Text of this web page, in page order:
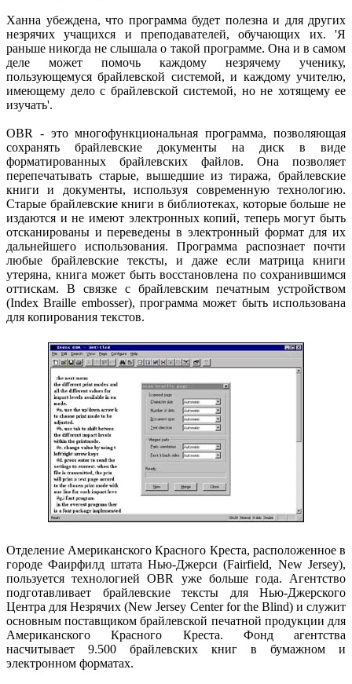
Ханна убеждена, что программа будет полезна и для других
незрячих учащихся и преподавателей, обучающих их. 'Я
раньше никогда не слышала о такой программе. Она и в самом
деле может помочь каждому незрячему ученику,
пользующемуся брайлевской системой, и каждому учителю,
имеющему дело с брайлевской системой, но не хотящему ее
изучать'.
OBR - это многофункциональная программа, позволяющая
сохранять брайлевские документы на диск в виде
форматированных брайлевских файлов. Она позволяет
перепечатывать старые, вышедшие из тиража, брайлевские
книги и документы, используя современную технологию.
Старые брайлевские книги в библиотеках, которые больше не
издаются и не имеют электронных копий, теперь могут быть
отсканированы и переведены в электронный формат для их
дальнейшего использования. Программа распознает почти
любые брайлевские тексты, и даже если матрица книги
утеряна, книга может быть восстановлена по сохранившимся
оттискам. В связке с брайлевским печатным устройством
(Index Braille embosser), программа может быть использована
для копирования текстов.
Отделение Американского Красного Креста, расположенное в
городе Фаирфилд штата Нью-Джерси (Fairfield, New Jersey),
пользуется технологией OBR уже больше года. Агентство
подготавливает брайлевские тексты для Нью-Джерского
Центра для Незрячих (New Jersey Center for the Blind) и служит
основным поставщиком брайлевской печатной продукции для
Американского Красного Креста. Фонд агентства
насчитывает 9.500 брайлевских книг в бумажном и
электронном форматах.